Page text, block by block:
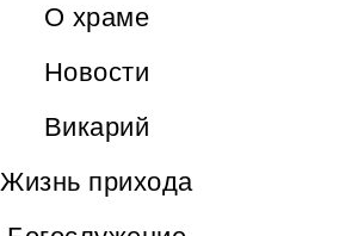
О храме
Новости
Викарий
Жизнь прихода